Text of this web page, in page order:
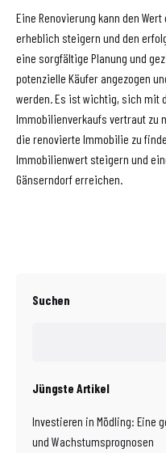
Eine Renovierung kann den
erheblich steigern und den
eine sorgfältige Planung und
potenzielle Käufer angezogen
werden. Es ist wichtig, sich mit
Immobilienverkaufs vertraut zu
die renovierte Immobilie zu
Immobilienwert steigern und
Gänserndorf erreichen.
Suchen
Jüngste Artikel
Investieren in Mödling: Eine
und Wachstumsprognosen